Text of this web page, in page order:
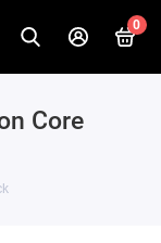
0
Core